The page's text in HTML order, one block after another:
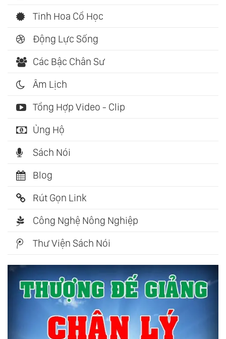
Tinh Hoa Cổ Học
Động Lực Sống
Các Bậc Chân Sư
Âm Lịch
Tổng Hợp Video - Clip
Ủng Hộ
Sách Nói
Blog
Rút Gọn Link
Công Nghệ Nông Nghiệp
Thư Viện Sách Nói